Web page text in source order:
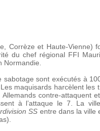
Corrèze et Haute-
du chef régional FFI
Normandie.
sont exécutés à
maquisards harcèlent
contre-attaquent
à l’attaque le 7. La
SS entre dans la ville